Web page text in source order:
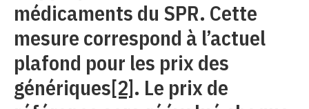
médicaments du SPR. Cette
mesure correspond à l’actuel
plafond pour les prix des
génériques[2]. Le prix de